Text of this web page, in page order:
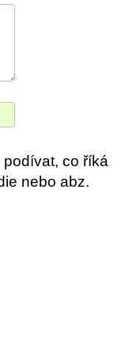
co říká
nebo abz.